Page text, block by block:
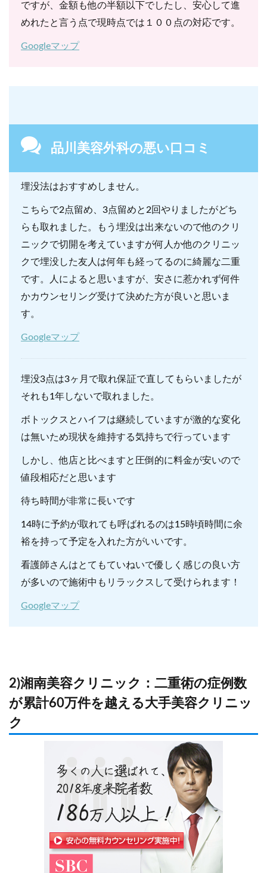
ですが、金額も他の半額以下でしたし、安心して進
めれたと言う点で現時点では１００点の対応です。
Googleマップ
品川美容外科の悪い口コミ
埋没法はおすすめしません。
こちらで2点留め、3点留めと2回やりましたがどち
らも取れました。もう埋没は出来ないので他のクリ
ニックで切開を考えていますが何人か他のクリニッ
クで埋没した友人は何年も経ってるのに綺麗な二重
です。人によると思いますが、安さに惹かれず何件
かカウンセリング受けて決めた方が良いと思いま
す。
Googleマップ
埋没3点は3ヶ月で取れ保証で直してもらいましたが
それも1年しないで取れました。
ボトックスとハイフは継続していますが激的な変化
は無いため現状を維持する気持ちで行っています
しかし、他店と比べますと圧倒的に料金が安いので
値段相応だと思います
待ち時間が非常に長いです
14時に予約が取れても呼ばれるのは15時頃時間に余
裕を持って予定を入れた方がいいです。
看護師さんはとてもていねいで優しく感じの良い方
が多いので施術中もリラックスして受けられます！
Googleマップ
2)湘南美容クリニック：二重術の症例数
が累計60万件を越える大手美容クリニッ
ク